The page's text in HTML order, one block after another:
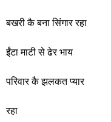
बखरी कै बना सिंगार रहा
ईंटा माटी से ढेर भाय
परिवार कै झलकत प्यार
रहा